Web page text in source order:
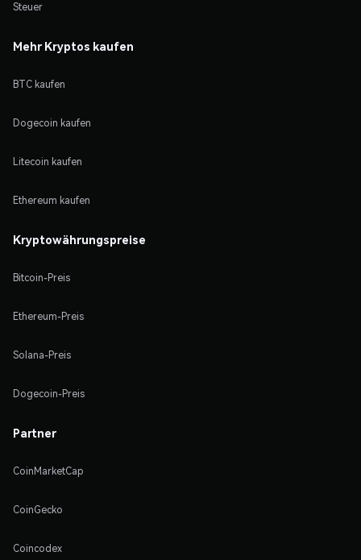
Steuer
Mehr Kryptos kaufen
BTC kaufen
Dogecoin kaufen
Litecoin kaufen
Ethereum kaufen
Kryptowährungspreise
Bitcoin-Preis
Ethereum-Preis
Solana-Preis
Dogecoin-Preis
Partner
CoinMarketCap
CoinGecko
Coincodex